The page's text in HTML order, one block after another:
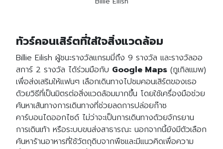
ทัวร์คอนเสิร์ตที่ใส่ใจสิ่งแวดล้อม
Billie Eilish ผู้ชนะรางวัลแกรมมี่ถึง 9 รางวัล และรางวัลออ
สการ์ 2 รางวัล ได้ร่วมมือกับ Google Maps (กูเกิลแมพ)
เพื่อส่งเสริมให้แฟนๆ เลือกเดินทางไปชมคอนเสิร์ตของเธอ
ด้วยวิธีที่เป็นมิตรต่อสิ่งแวดล้อมมากขึ้น โดยใช้เครื่องมือช่วย
ค้นหาเส้นทางการเดินทางที่ช่วยลดการปล่อยก๊าซ
คาร์บอนไดออกไซด์ ไม่ว่าจะเป็นการเดินทางด้วยจักรยาน
การเดินเท้า หรือระบบขนส่งสาธารณะ นอกจากนี้ยังมีตัวเลือก
ค้นหาร้านอาหารที่ใช้วัตถุดิบจากพืชและมีแนวคิดเพื่อความ